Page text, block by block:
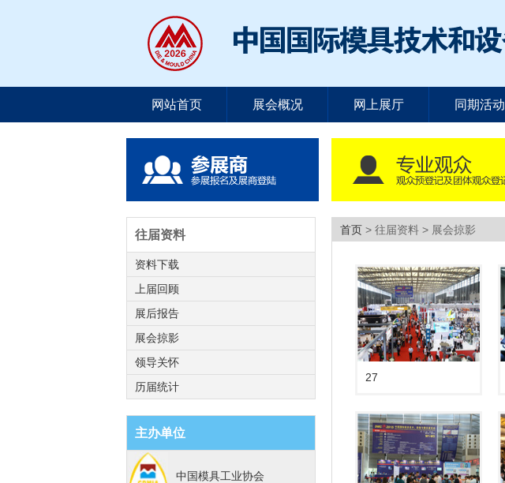
网站首页 展会概况 网上展厅 同期活动
往届资料
资料下载
上届回顾
展后报告
展会掠影
领导关怀
历届统计
主办单位
中国模具工业协会
首页 > 往届资料 > 展会掠影
27